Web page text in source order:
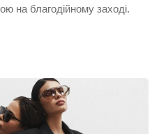
на благодійному заході.